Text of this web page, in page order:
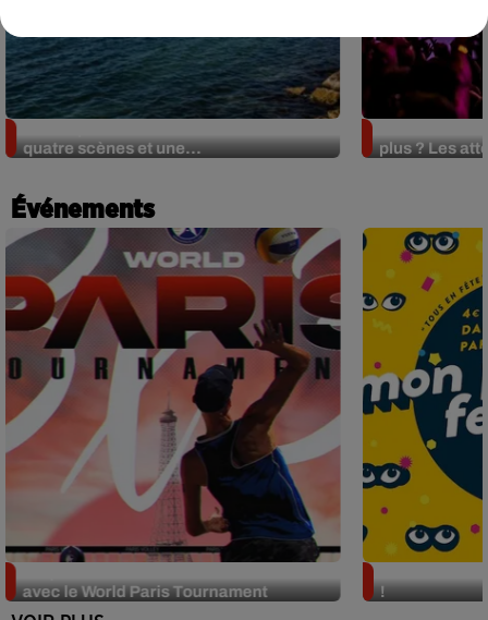
quatre scènes et une...
plus ? Les
Événements
avec le World Paris Tournament
!